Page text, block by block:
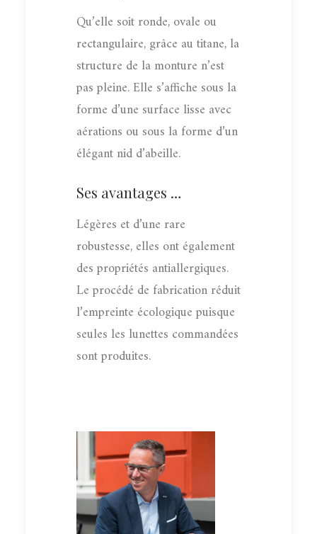
Qu’elle soit ronde, ovale ou
rectangulaire, grâce au titane, la
structure de la monture n’est
pas pleine. Elle s’affiche sous la
forme d’une surface lisse avec
aérations ou sous la forme d’un
élégant nid d’abeille.
Ses avantages …
Légères et d’une rare
robustesse, elles ont également
des propriétés antiallergiques.
Le procédé de fabrication réduit
l’empreinte écologique puisque
seules les lunettes commandées
sont produites.